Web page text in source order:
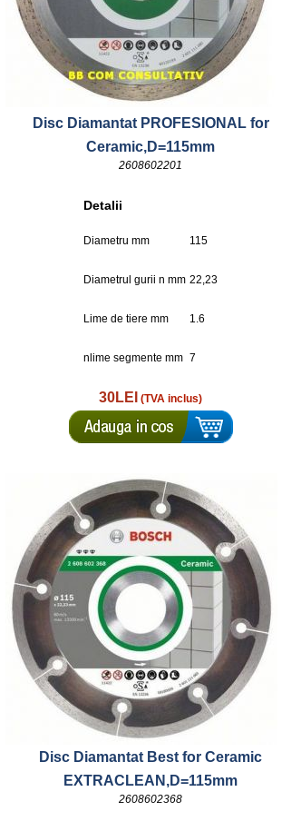
Disc Diamantat PROFESIONAL for
Ceramic,D=115mm
2608602201
Detalii
Diametru mm 115
Diametrul gurii n mm 22,23
Lime de tiere mm 1.6
nlime segmente mm 7
30LEI (TVA inclus)
Disc Diamantat Best for Ceramic
EXTRACLEAN,D=115mm
2608602368